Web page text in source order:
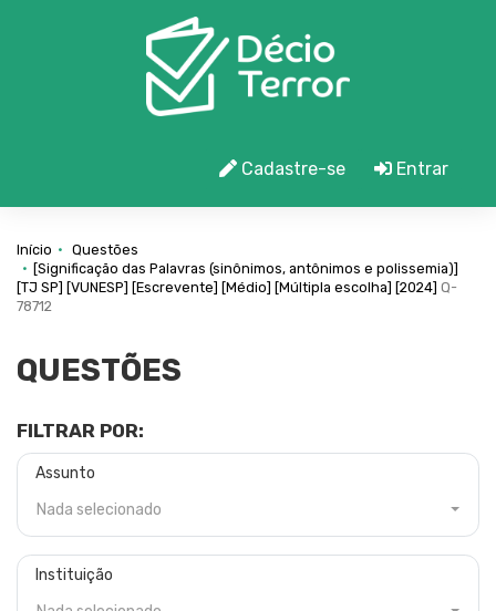
Cadastre-se Entrar
Início
Questões
[Significação das Palavras (sinônimos, antônimos e polissemia)]
[TJ SP] [VUNESP] [Escrevente] [Médio] [Múltipla escolha] [2024] Q-
78712
QUESTÕES
FILTRAR POR:
Assunto
Nada selecionado
Instituição